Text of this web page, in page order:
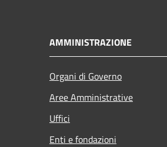
AMMINISTRAZIONE
Organi di Governo
Aree Amministrative
Uffici
Enti e fondazioni